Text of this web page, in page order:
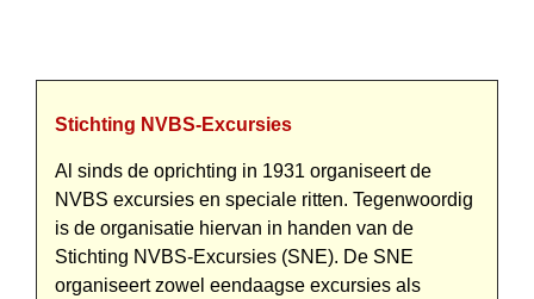
Stichting NVBS-Excursies
Al sinds de oprichting in 1931 organiseert de
NVBS excursies en speciale ritten. Tegenwoordig
is de organisatie hiervan in handen van de
Stichting NVBS-Excursies (SNE). De SNE
organiseert zowel eendaagse excursies als